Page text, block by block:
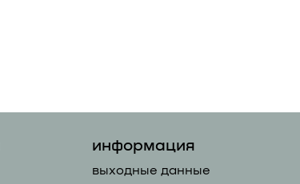
информация
выходные данные